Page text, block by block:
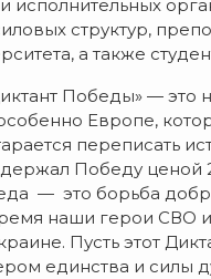
исполнительных
структур,
а также
Победы» — это
Европе,
переписать
Победу ценой
— это борьба
наши герои СВО
Пусть этот
единства и силы